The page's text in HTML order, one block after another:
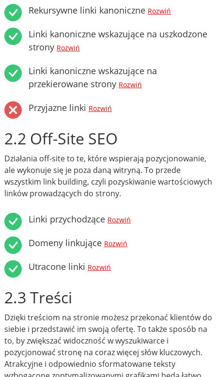
Rekursywne linki kanoniczne Rozwiń
Linki kanoniczne wskazujące na uszkodzone
strony Rozwiń
Linki kanoniczne wskazujące na
przekierowane strony Rozwiń
Przyjazne linki Rozwiń
2.2 Off-Site SEO
Działania off-site to te, które wspierają pozycjonowanie,
ale wykonuje się je poza daną witryną. To przede
wszystkim link building, czyli pozyskiwanie wartościowych
linków prowadzących do strony.
Linki przychodzące Rozwiń
Domeny linkujące Rozwiń
Utracone linki Rozwiń
2.3 Treści
Dzięki treściom na stronie możesz przekonać klientów do
siebie i przedstawić im swoją ofertę. To także sposób na
to, by zwiększać widoczność w wyszukiwarce i
pozycjonować stronę na coraz więcej słów kluczowych.
Atrakcyjne i odpowiednio sformatowane teksty